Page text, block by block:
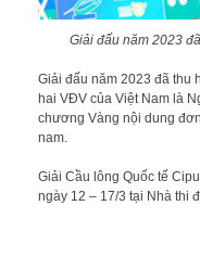
Giải đấu năm 2023
Giải đấu năm 2023 đã thu
hai VĐV của Việt Nam là
chương Vàng nội dung
nam.
Giải Cầu lông Quốc tế
ngày 12 – 17/3 tại Nhà thi